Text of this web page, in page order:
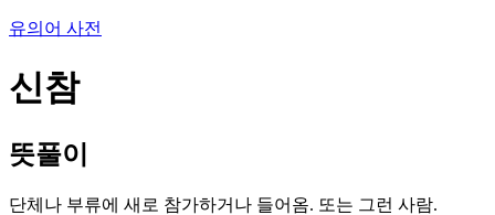
유의어 사전
신참
뜻풀이
단체나 부류에 새로 참가하거나 들어옴. 또는 그런 사람.